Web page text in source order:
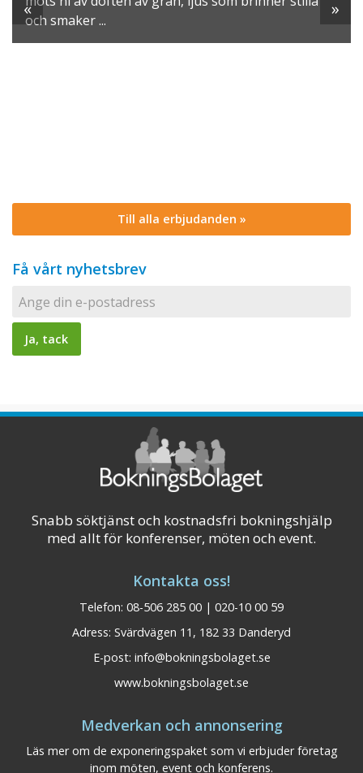
och smaker ...
« »
Till alla erbjudanden »
Få vårt nyhetsbrev
Snabb söktjänst och kostnadsfri bokningshjälp
med allt för konferenser, möten och event.
Kontakta oss!
Telefon: 08-506 285 00 | 020-10 00 59
Adress: Svärdvägen 11, 182 33 Danderyd
E-post: info@bokningsbolaget.se
www.bokningsbolaget.se
Medverkan och annonsering
Läs mer om de exponeringspaket som vi erbjuder företag
inom möten, event och konferens.